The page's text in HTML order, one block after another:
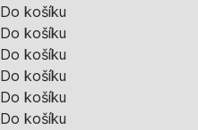
Do košíku
Do košíku
Do košíku
Do košíku
Do košíku
Do košíku